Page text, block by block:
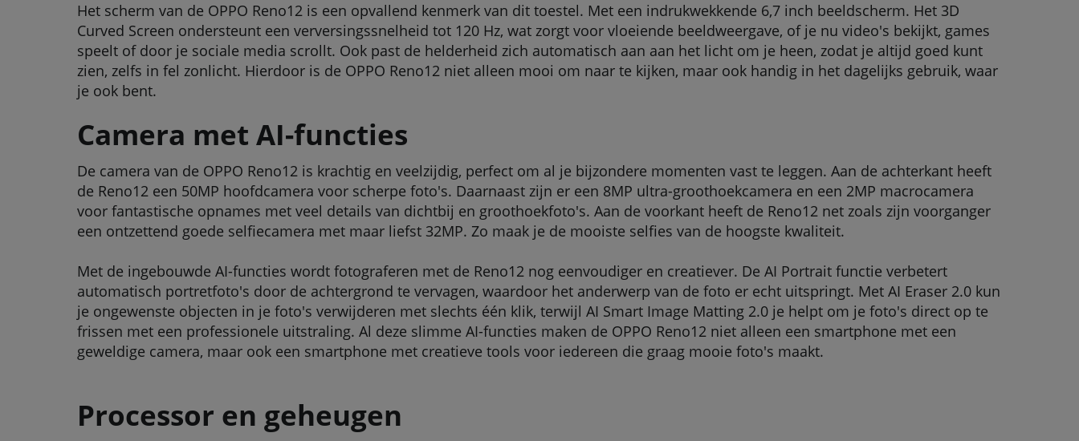
Het scherm van de OPPO Reno12 is een opvallend kenmerk van dit toestel. Met een indrukwekkende 6,7 inch beeldscherm. Het 3D
Curved Screen ondersteunt een verversingssnelheid tot 120 Hz, wat zorgt voor vloeiende beeldweergave, of je nu video's bekijkt, games
speelt of door je sociale media scrollt. Ook past de helderheid zich automatisch aan aan het licht om je heen, zodat je altijd goed kunt
zien, zelfs in fel zonlicht. Hierdoor is de OPPO Reno12 niet alleen mooi om naar te kijken, maar ook handig in het dagelijks gebruik, waar
je ook bent.
Camera met AI-functies
De camera van de OPPO Reno12 is krachtig en veelzijdig, perfect om al je bijzondere momenten vast te leggen. Aan de achterkant heeft
de Reno12 een 50MP hoofdcamera voor scherpe foto's. Daarnaast zijn er een 8MP ultra-groothoekcamera en een 2MP macrocamera
voor fantastische opnames met veel details van dichtbij en groothoekfoto's. Aan de voorkant heeft de Reno12 net zoals zijn voorganger
een ontzettend goede selfiecamera met maar liefst 32MP. Zo maak je de mooiste selfies van de hoogste kwaliteit.
Met de ingebouwde AI-functies wordt fotograferen met de Reno12 nog eenvoudiger en creatiever. De AI Portrait functie verbetert
automatisch portretfoto's door de achtergrond te vervagen, waardoor het anderwerp van de foto er echt uitspringt. Met AI Eraser 2.0 kun
je ongewenste objecten in je foto's verwijderen met slechts één klik, terwijl AI Smart Image Matting 2.0 je helpt om je foto's direct op te
frissen met een professionele uitstraling. Al deze slimme AI-functies maken de OPPO Reno12 niet alleen een smartphone met een
geweldige camera, maar ook een smartphone met creatieve tools voor iedereen die graag mooie foto's maakt.
Processor en geheugen